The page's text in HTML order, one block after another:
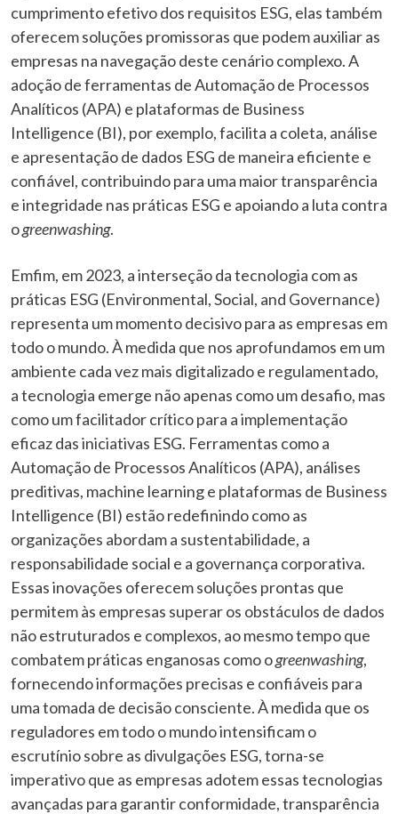
cumprimento efetivo dos requisitos ESG, elas também
oferecem soluções promissoras que podem auxiliar as
empresas na navegação deste cenário complexo. A
adoção de ferramentas de Automação de Processos
Analíticos (APA) e plataformas de Business
Intelligence (BI), por exemplo, facilita a coleta, análise
e apresentação de dados ESG de maneira eficiente e
confiável, contribuindo para uma maior transparência
e integridade nas práticas ESG e apoiando a luta contra
ogreenwashing.
Emfim, em 2023, a interseção da tecnologia com as
práticas ESG (Environmental, Social, and Governance)
representa um momento decisivo para as empresas em
todo o mundo. À medida que nos aprofundamos em um
ambiente cada vez mais digitalizado e regulamentado,
a tecnologia emerge não apenas como um desafio, mas
como um facilitador crítico para a implementação
eficaz das iniciativas ESG. Ferramentas como a
Automação de Processos Analíticos (APA), análises
preditivas, machine learning e plataformas de Business
Intelligence (BI) estão redefinindo como as
organizações abordam a sustentabilidade, a
responsabilidade social e a governança corporativa.
Essas inovações oferecem soluções prontas que
permitem às empresas superar os obstáculos de dados
não estruturados e complexos, ao mesmo tempo que
combatem práticas enganosas como ogreenwashing,
fornecendo informações precisas e confiáveis para
uma tomada de decisão consciente. À medida que os
reguladores em todo o mundo intensificam o
escrutínio sobre as divulgações ESG, torna-se
imperativo que as empresas adotem essas tecnologias
avançadas para garantir conformidade, transparência